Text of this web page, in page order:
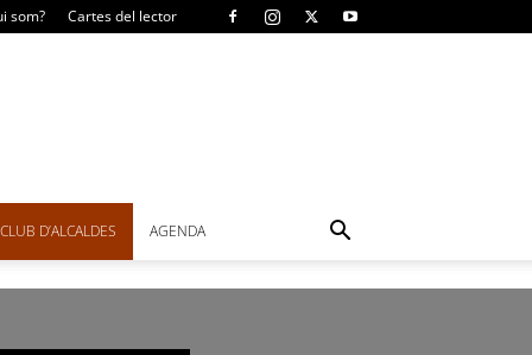
som? Cartes del lector
CLUB D’ALCALDES AGENDA